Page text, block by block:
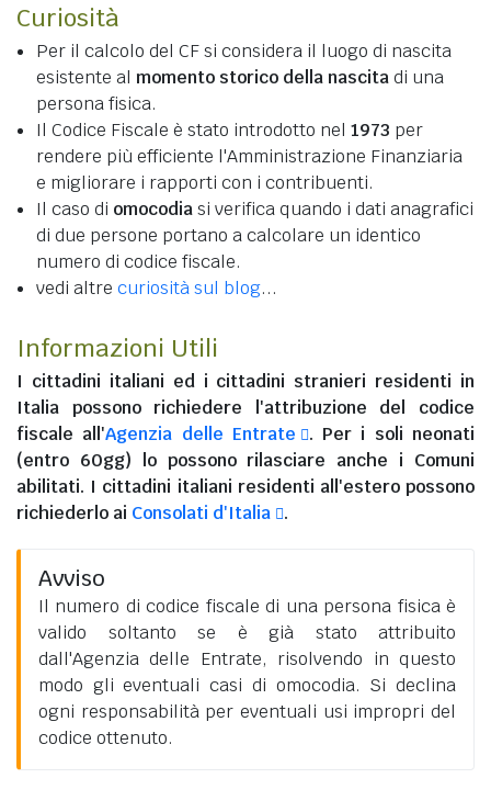
Curiosità
Per il calcolo del CF si considera il luogo di nascita
esistente al momento storico della nascitadi una
persona fisica.
Il Codice Fiscale è stato introdotto nel 1973 per
rendere più efficiente l'Amministrazione Finanziaria
e migliorare i rapporti con i contribuenti.
Il caso di omocodiasi verifica quando i dati anagrafici
di due persone portano a calcolare un identico
numero di codice fiscale.
vedi altre curiosità sul blog...
Informazioni Utili
I cittadini italiani ed i cittadini stranieri residenti in
Italia possono richiedere l'attribuzione del codice
fiscale all'Agenzia delle Entrate
. Per i soli neonati
(entro 60gg) lo possono rilasciare anche i Comuni
abilitati. I cittadini italiani residenti all'esteropossono
richiederlo ai Consolati d'Italia .
Avviso
Il numero di codice fiscale di una persona fisica è
valido soltanto se è già stato attribuito
dall'Agenzia delle Entrate, risolvendo in questo
modo gli eventuali casi di omocodia. Si declina
ogni responsabilità per eventuali usi impropri del
codice ottenuto.